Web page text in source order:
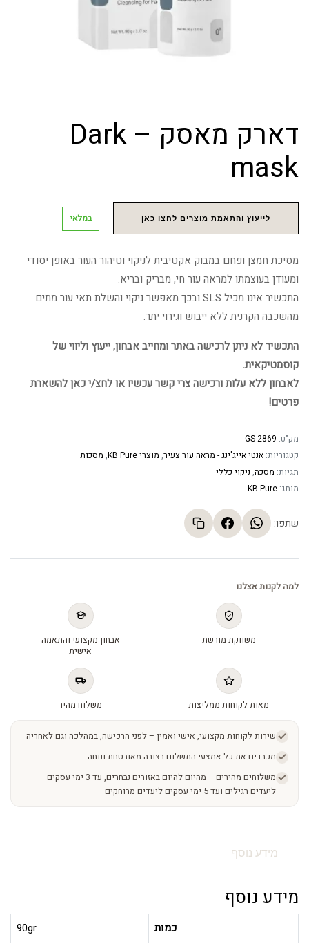
דארק מאסק – Dark
mask
לייעוץ והתאמת מוצרים לחצו כאן במלאי
מסיכת חמצן ופחם במבוק אקטיבית לניקוי וטיהור העור באופן יסודי
ומעודן בעוצמתו למראה עור חי, מבריק ובריא.
התכשיר אינו מכיל SLS ובכך מאפשר ניקוי והשלת תאי עור מתים
מהשכבה הקרנית ללא ייבוש וגירוי יתר.
התכשיר לא ניתן לרכישה באתר ומחייב אבחון, ייעוץ וליווי של
קוסמטיקאית.
לאבחון ללא עלות ורכישה צרי קשר עכשיו או לחצ/י כאן להשארת
פרטים!
מק"ט: GS-2869
קטגוריות: אנטי אייג'ינג - מראה עור צעיר, מוצרי KB Pure , מסכות
תגיות: מסכה, ניקוי כללי
מותג: KB Pure
שתפו:
למה לקנות אצלנו
משווקת מורשת
אבחון מקצועי והתאמה
אישית
מאות לקוחות ממליצות משלוח מהיר
שירות לקוחות מקצועי, אישי ואמין – לפני הרכישה, במהלכה וגם לאחריה
מכבדים את כל אמצעי התשלום בצורה מאובטחת ונוחה
משלוחים מהירים – מהיום להיום באזורים נבחרים, עד 3 ימי עסקים
ליעדים רגילים ועד 5 ימי עסקים ליעדים מרוחקים
מידע נוסף
מידע נוסף
כמות 90gr